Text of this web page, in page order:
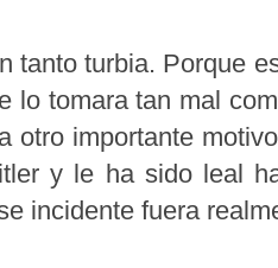
tanto turbia. Porque
lo tomara tan mal
otro importante
y le ha sido leal
incidente fuera